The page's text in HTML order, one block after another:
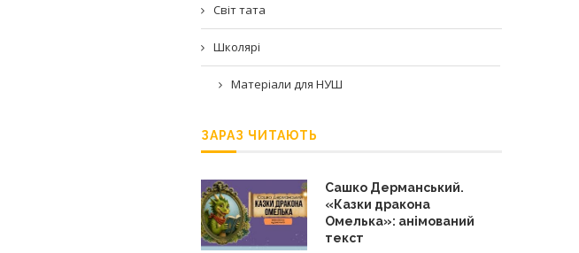
Світ тата
Школярі
Матеріали для НУШ
ЗАРАЗ ЧИТАЮТЬ
Сашко Дерманський.
«Казки дракона
Омелька»: анімований
текст